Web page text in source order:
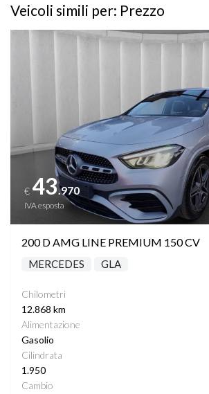
Veicoli simili per: Prezzo
Vedi dettagli
€43.970
IVA esposta
200 D AMG LINE PREMIUM 150 CV
MERCEDES GLA
Chilometri
12.868 km
Alimentazione
Gasolio
Cilindrata
1.950
Cambio